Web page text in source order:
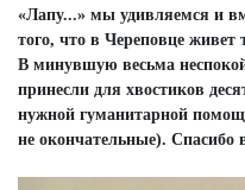
«Лапу...» мы удивляемся и
того, что в Череповце
В минувшую весьма
принесли для хвостиков
нужной гуманитарной
не окончательные). Спасибо